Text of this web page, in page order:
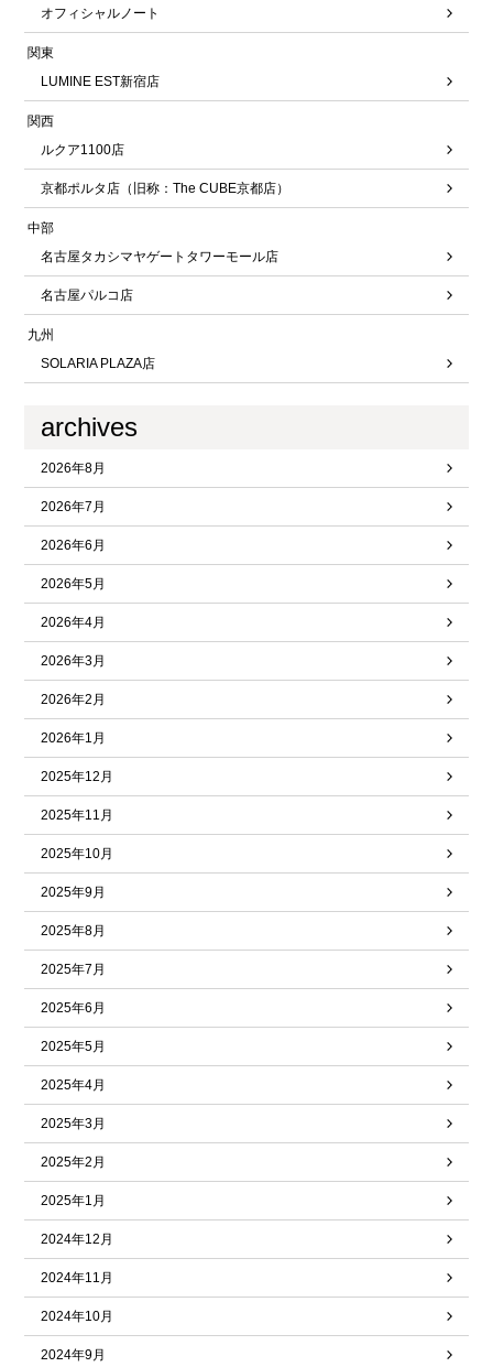
オフィシャルノート
関東
LUMINE EST新宿店
関西
ルクア1100店
京都ポルタ店（旧称：The CUBE京都店）
中部
名古屋タカシマヤゲートタワーモール店
名古屋パルコ店
九州
SOLARIA PLAZA店
archives
2026年8月
2026年7月
2026年6月
2026年5月
2026年4月
2026年3月
2026年2月
2026年1月
2025年12月
2025年11月
2025年10月
2025年9月
2025年8月
2025年7月
2025年6月
2025年5月
2025年4月
2025年3月
2025年2月
2025年1月
2024年12月
2024年11月
2024年10月
2024年9月